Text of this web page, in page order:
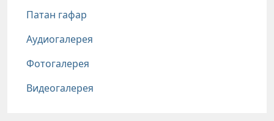
Патан гафар
Аудиогалерея
Фотогалерея
Видеогалерея